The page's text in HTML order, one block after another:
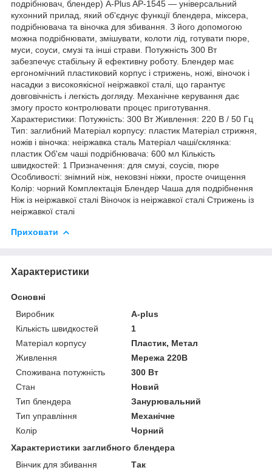
подрібнювач, блендер) A-Plus AP-1545 — універсальний
кухонний прилад, який об'єднує функції блендера, міксера,
подрібнювача та віночка для збивання. З його допомогою
можна подрібнювати, змішувати, колоти лід, готувати пюре,
муси, соуси, смузі та інші страви. Потужність 300 Вт
забезпечує стабільну й ефективну роботу. Блендер має
ергономічний пластиковий корпус і стрижень, ножі, віночок і
насадки з високоякісної неіржавкої сталі, що гарантує
довговічність і легкість догляду. Механічне керування дає
змогу просто контролювати процес приготування.
Характеристики: Потужність: 300 Вт Живлення: 220 В / 50 Гц
Тип: заглибний Матеріал корпусу: пластик Матеріал стрижня,
ножів і віночка: неіржавка сталь Матеріал чаші/склянка:
пластик Об'єм чаші подрібнювача: 600 мл Кількість
швидкостей: 1 Призначення: для смузі, соусів, пюре
Особливості: знімний ніж, нековзні ніжки, просте очищення
Колір: чорний Комплектація Блендер Чаша для подрібнення
Ніж із неіржавкої сталі Віночок із неіржавкої сталі Стрижень із
неіржавкої сталі
Приховати
Характеристики
Основні
Виробник
A-plus
Кількість швидкостей
1
Матеріал корпусу
Пластик, Метал
Живлення
Мережа 220В
Споживана потужність
300 Вт
Стан
Новий
Тип блендера
Занурювальний
Тип управління
Механічне
Колір
Чорний
Характеристики заглибного блендера
Вінчик для збивання
Так